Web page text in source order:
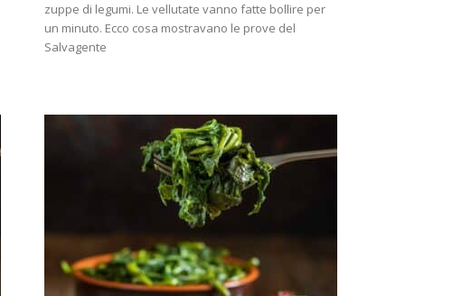
zuppe di legumi. Le vellutate vanno fatte bollire per
un minuto. Ecco cosa mostravano le prove del
Salvagente